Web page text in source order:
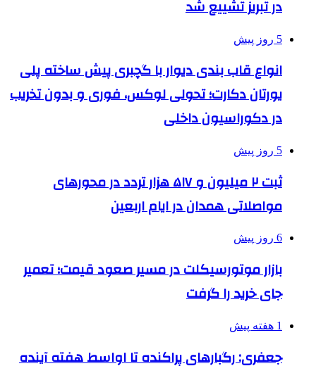
در تبریز تشییع شد
5 روز پیش
انواع قاب بندی دیوار با گچبری پیش ساخته پلی
یورتان دکارت؛ تحولی لوکس، فوری و بدون تخریب
در دکوراسیون داخلی
5 روز پیش
ثبت ۲ میلیون و ۵۱۷ هزار تردد در محورهای
مواصلاتی همدان در ایام اربعین
6 روز پیش
بازار موتورسیکلت در مسیر صعود قیمت؛ تعمیر
جای خرید را گرفت
1 هفته پیش
جعفری: رگبارهای پراکنده تا اواسط هفته آینده